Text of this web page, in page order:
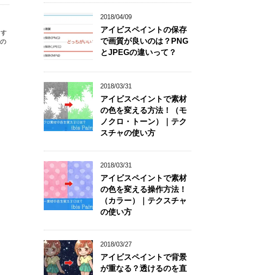
2018/04/09
アイビスペイントの保存
で画質が良いのは？PNG
とJPEGの違いって？
2018/03/31
アイビスペイントで素材
の色を変える方法！（モ
ノクロ・トーン）｜テク
スチャの使い方
2018/03/31
アイビスペイントで素材
の色を変える操作方法！
（カラー）｜テクスチャ
の使い方
2018/03/27
アイビスペイントで背景
が重なる？透けるのを直